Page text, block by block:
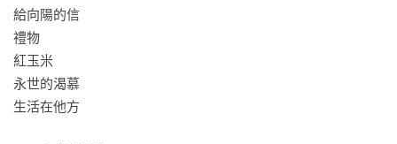
給向陽的信
禮物
紅玉米
永世的渴慕
生活在他方